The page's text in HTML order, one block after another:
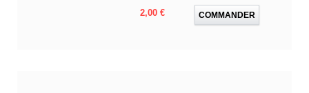
Prix
2,00 € COMMANDER